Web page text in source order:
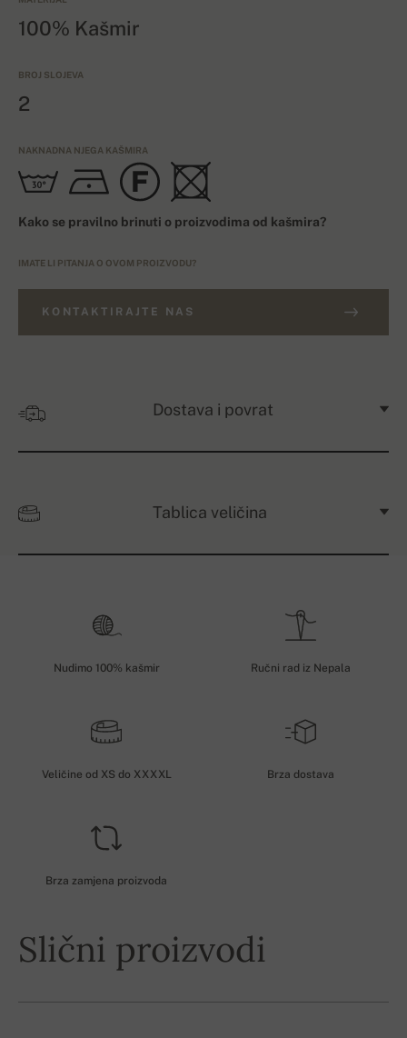
100% Kašmir
BROJ SLOJEVA
2
NAKNADNA NJEGA KAŠMIRA
Kako se pravilno brinuti o proizvodima od kašmira?
IMATE LI PITANJA O OVOM PROIZVODU?
KONTAKTIRAJTE NAS
Dostava i povrat
Tablica veličina
Nudimo 100% kašmir Ručni rad iz Nepala
Veličine od XS do XXXXL Brza dostava
Brza zamjena proizvoda
Slični proizvodi